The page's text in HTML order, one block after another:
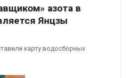
азота в
Янцзы
карту водосборных